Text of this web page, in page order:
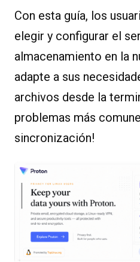
Con esta guía, los
elegir y configurar el
almacenamiento en la
adapte a sus
archivos desde la
problemas más
sincronización!